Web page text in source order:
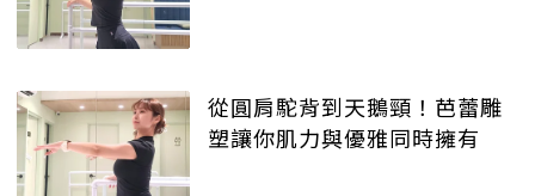
從圓肩駝背到天鵝頸！芭蕾雕
塑讓你肌力與優雅同時擁有